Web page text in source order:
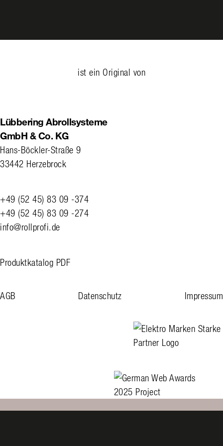
Produktkatalog PDF
Lübbering Abrollsysteme
GmbH & Co. KG
Hans-Böckler-Straße 9
33442 Herzebrock
+49 (52 45) 83 09 -374
+49 (52 45) 83 09 -274
info@rollprofi.de
ist ein Original von
AGB Datenschutz Impressum
instagram